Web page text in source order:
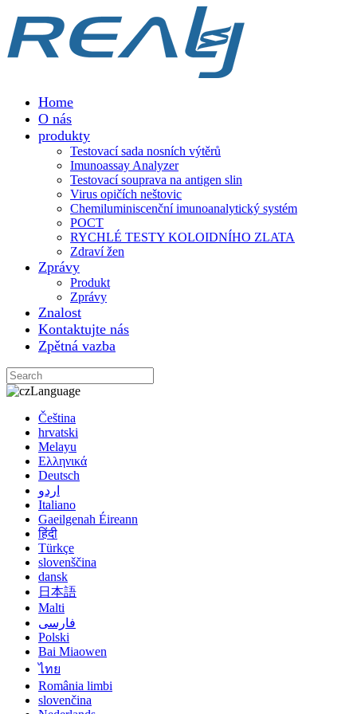
Home
O nás
produkty
Testovací sada nosních výtěrů
Imunoassay Analyzer
Testovací souprava na antigen slin
Virus opičích neštovic
Chemiluminiscenční imunoanalytický systém
POCT
RYCHLÉ TESTY KOLOIDNÍHO ZLATA
Zdraví žen
Zprávy
Produkt
Zprávy
Znalost
Kontaktujte nás
Zpětná vazba
Language
Čeština
hrvatski
Melayu
Ελληνικά
Deutsch
اردو
Italiano
Gaeilgenah Éireann
हिंदी
Türkçe
slovenščina
dansk
日本語
Malti
فارسی
Polski
Bai Miaowen
ไทย
România limbi
slovenčina